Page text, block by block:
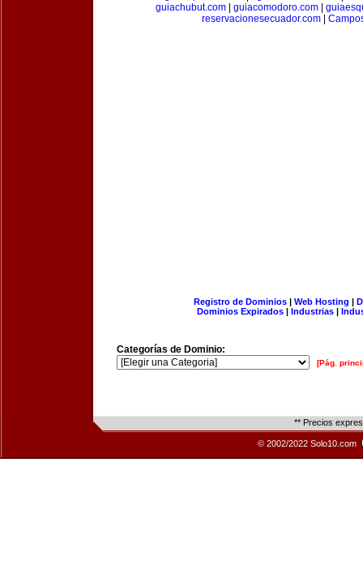
guiachubut.com
guiacomodoro.com
reservacionesecuador.com
Registro de Dominios| Web Hosting |
Dominios Expirados | Industrias |
Categorías de Dominio:
[Pág.
** Precios
© 2002/2022 Solo10.com